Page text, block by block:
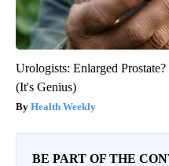
Urologists: Enlarged
(It's Genius)
Health Weekly
BE PART OF THE